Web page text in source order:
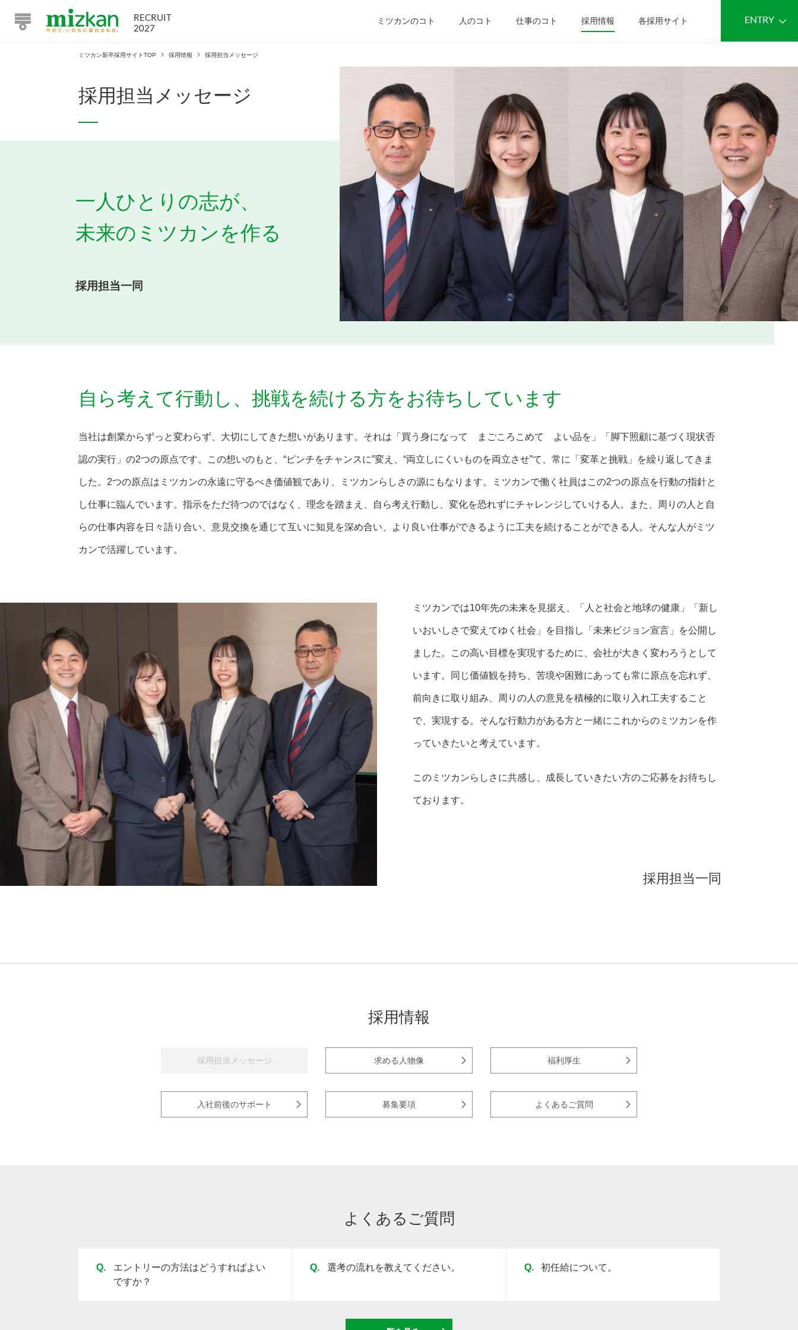
RECRUIT
2027
ミツカンのコト 人のコト 仕事のコト 採用情報 各採用サイト ENTRY
ミツカン新卒採用サイトTOP 採用情報 採用担当メッセージ
採用担当メッセージ
一人ひとりの志が、
未来のミツカンを作る
採用担当一同
自ら考えて行動し、挑戦を続ける方をお待ちしています
当社は創業からずっと変わらず、大切にしてきた想いがあります。それは「買う身になって まごころこめて よい品を」「脚下照顧に基づく現状否
認の実行」の2つの原点です。この想いのもと、“ピンチをチャンスに”変え、“両立しにくいものを両立させ”て、常に「変革と挑戦」を繰り返してきま
した。2つの原点はミツカンの永遠に守るべき価値観であり、ミツカンらしさの源にもなります。ミツカンで働く社員はこの2つの原点を行動の指針と
し仕事に臨んでいます。指示をただ待つのではなく、理念を踏まえ、自ら考え行動し、変化を恐れずにチャレンジしていける人。また、周りの人と自
らの仕事内容を日々語り合い、意見交換を通じて互いに知見を深め合い、より良い仕事ができるように工夫を続けることができる人。そんな人がミツ
カンで活躍しています。
ミツカンでは10年先の未来を見据え、「人と社会と地球の健康」「新し
いおいしさで変えてゆく社会」を目指し「未来ビジョン宣言」を公開し
ました。この高い目標を実現するために、会社が大きく変わろうとして
います。同じ価値観を持ち、苦境や困難にあっても常に原点を忘れず、
前向きに取り組み、周りの人の意見を積極的に取り入れ工夫すること
で、実現する。そんな行動力がある方と一緒にこれからのミツカンを作
っていきたいと考えています。
このミツカンらしさに共感し、成長していきたい方のご応募をお待ちし
ております。
採用担当一同
採用情報
採用担当メッセージ 求める人物像 福利厚生
入社前後のサポート 募集要項 よくあるご質問
よくあるご質問
Q.
エントリーの方法はどうすればよい
ですか？
Q. 選考の流れを教えてください。 Q. 初任給について。